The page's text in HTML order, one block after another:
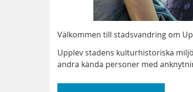
Välkommen till stadsvandring om
Upplev stadens kulturhistoriska
andra kända personer med